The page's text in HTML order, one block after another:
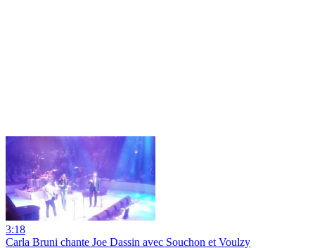
3:18
Carla Bruni chante Joe Dassin avec Souchon et Voulzy